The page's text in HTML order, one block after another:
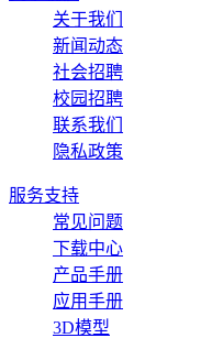
关于我们
新闻动态
社会招聘
校园招聘
联系我们
隐私政策
服务支持
常见问题
下载中心
产品手册
应用手册
3D模型